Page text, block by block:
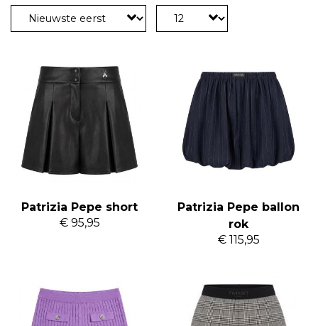
Patrizia Pepe short
€ 95,95
Patrizia Pepe ballon
rok
€ 115,95